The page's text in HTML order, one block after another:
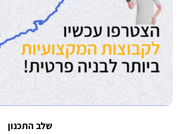
שלב התכנון